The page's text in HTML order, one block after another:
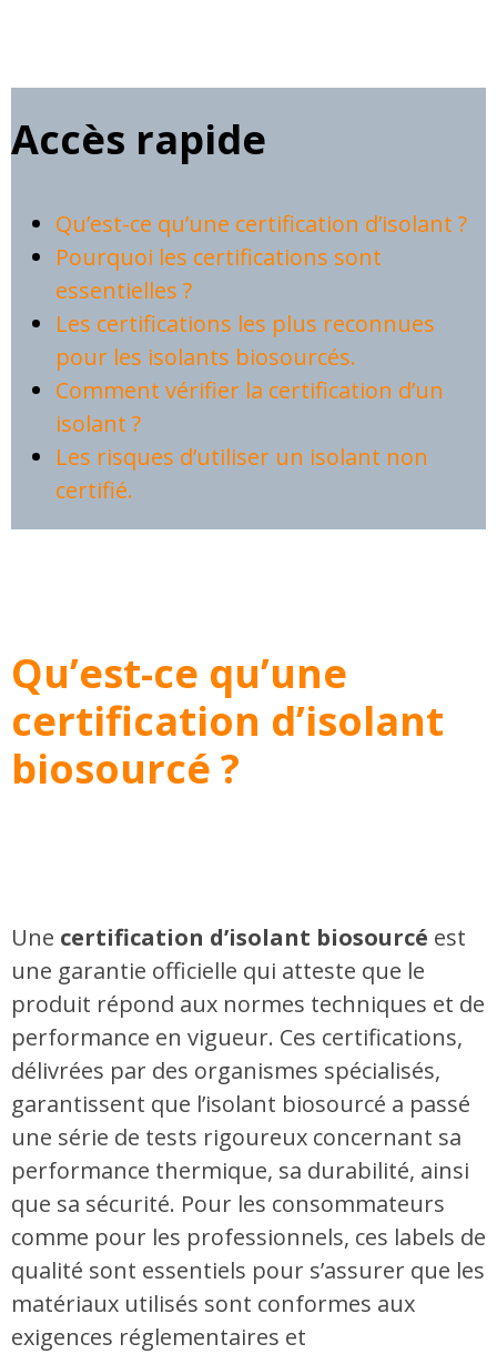
Accès rapide
Qu’est-ce qu’une certification d’isolant ?
Pourquoi les certifications sont
essentielles ?
Les certifications les plus reconnues
pour les isolants biosourcés.
Comment vérifier la certification d’un
isolant ?
Les risques d’utiliser un isolant non
certifié.
Qu’est-ce qu’une
certification d’isolant
biosourcé ?
Une certification d’isolant biosourcé est
une garantie officielle qui atteste que le
produit répond aux normes techniques et de
performance en vigueur. Ces certifications,
délivrées par des organismes spécialisés,
garantissent que l’isolant biosourcé a passé
une série de tests rigoureux concernant sa
performance thermique, sa durabilité, ainsi
que sa sécurité. Pour les consommateurs
comme pour les professionnels, ces labels de
qualité sont essentiels pour s’assurer que les
matériaux utilisés sont conformes aux
exigences réglementaires et